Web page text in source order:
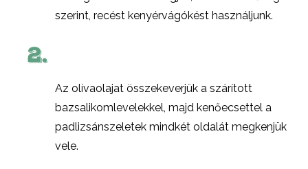
szerint, recést kenyérvágókést használjunk.
2.
Az olívaolajat összekeverjük a szárított
bazsalikomlevelekkel, majd kenőecsettel a
padlizsánszeletek mindkét oldalát megkenjük
vele.